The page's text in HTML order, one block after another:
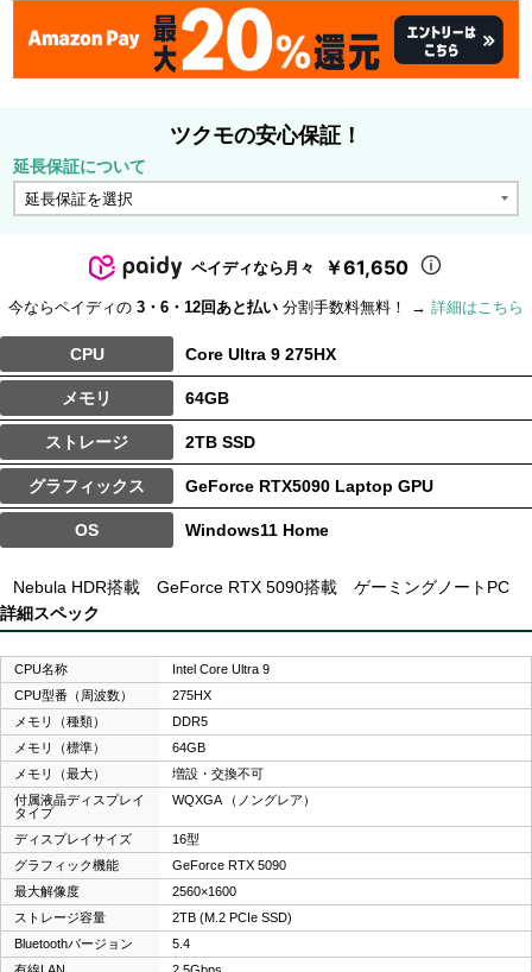
ツクモの安心保証！
延長保証について
ペイディなら月々 ￥61,650
今ならペイディの 3・6・12回あと払い 分割手数料無料！ → 詳細はこちら
CPU Core Ultra 9 275HX
メモリ 64GB
ストレージ 2TB SSD
グラフィックス GeForce RTX5090 Laptop GPU
OS Windows11 Home
Nebula HDR搭載 GeForce RTX 5090搭載 ゲーミングノートPC
詳細スペック
CPU名称
Intel Core Ultra 9
CPU型番（周波数）
275HX
メモリ（種類）
DDR5
メモリ（標準）
64GB
メモリ（最大）
増設・交換不可
付属液晶ディスプレイ
タイプ
WQXGA （ノングレア）
ディスプレイサイズ
16型
グラフィック機能
GeForce RTX 5090
最大解像度
2560×1600
ストレージ容量
2TB (M.2 PCIe SSD)
Bluetoothバージョン
5.4